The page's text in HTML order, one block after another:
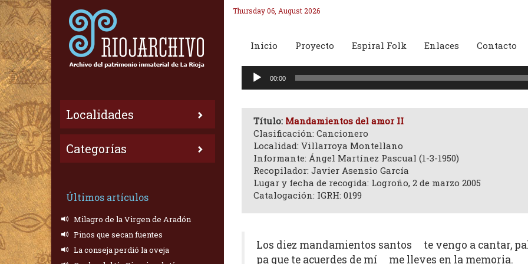
Localidades
Categorías
Últimos artículos
Milagro de la Virgen de Aradón
Pinos que secan fuentes
La conseja perdió la oveja
Thursday 06, August 2026
Inicio Proyecto Espiral Folk Enlaces Contacto
Reproductor
00:00
Título: Mandamientos del amor II
Clasificación: Cancionero
Localidad: Villarroya Montellano
Informante: Ángel Martínez Pascual (1-3-1950)
Recopilador: Javier Asensio García
Lugar y fecha de recogida: Logroño, 2 de marzo 2005
Catalogación: IGRH: 0199
Los diez mandamientos santos te vengo a cantar,
pa que te acuerdes de mí me lleves en la memoria.